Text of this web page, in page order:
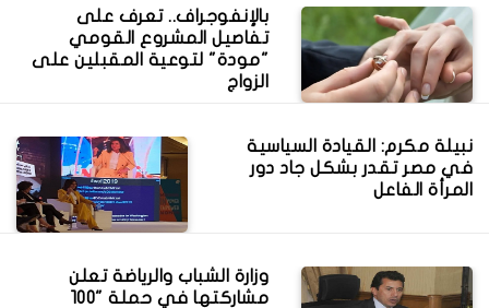
بالإنفوجراف.. تعرف على
تفاصيل المشروع القومي
"مودة" لتوعية المقبلين على
الزواج
نبيلة مكرم: القيادة السياسية
في مصر تقدر بشكل جاد دور
المرأة الفاعل
وزارة الشباب والرياضة تعلن
مشاركتها في حملة "100